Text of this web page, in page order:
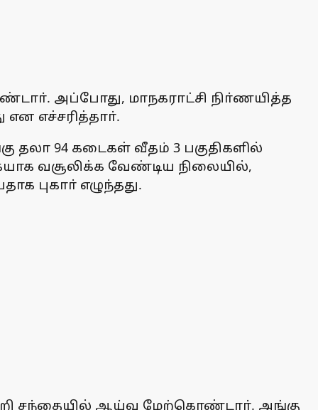
அப்போது, மாநகராட்சி நிா்ணயித்த
எச்சரித்தாா்.
தலா 94 கடைகள் வீதம் 3 பகுதிகளில்
வசூலிக்க வேண்டிய நிலையில்,
புகாா் எழுந்தது.
சந்தையில் ஆய்வு மேற்கொண்டாா். அங்கு